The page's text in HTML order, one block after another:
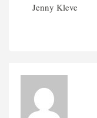
Jenny Kleve